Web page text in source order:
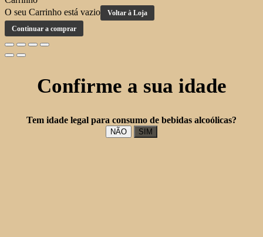
O seu Carrinho está vazio
Voltar à Loja
Continuar a comprar
Confirme a sua idade
Tem idade legal para consumo de bebidas alcoólicas?
NÃO SIM